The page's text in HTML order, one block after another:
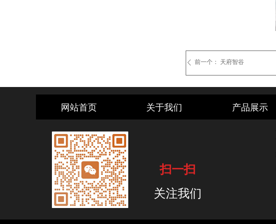
ꄴ 前一个： 天府智谷
网站首页 关于我们 产品展示
扫一扫
关注我们